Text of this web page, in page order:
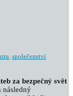
, společenství
za bezpečný svět
následný